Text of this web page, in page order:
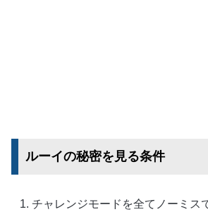
ルーイの秘密を見る条件
チャレンジモードを全てノーミス